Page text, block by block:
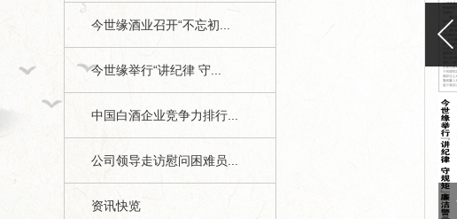
今世缘酒业召开“不忘初...
今世缘举行“讲纪律 守...
中国白酒企业竞争力排行...
公司领导走访慰问困难员...
资讯快览